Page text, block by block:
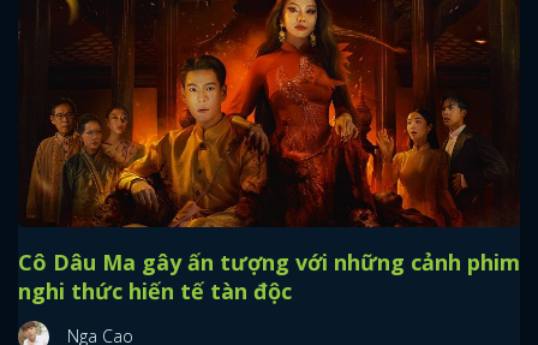
Cô Dâu Ma gây ấn tượng với những cảnh phim
nghi thức hiến tế tàn độc
Nga Cao